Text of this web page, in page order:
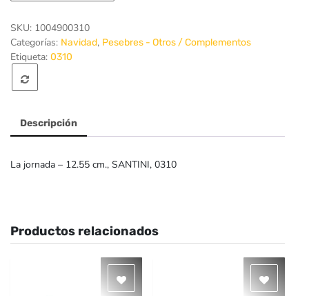
SKU: 1004900310
Categorías: Navidad, Pesebres - Otros / Complementos
Etiqueta: 0310
Descripción
La jornada – 12.55 cm., SANTINI, 0310
Productos relacionados